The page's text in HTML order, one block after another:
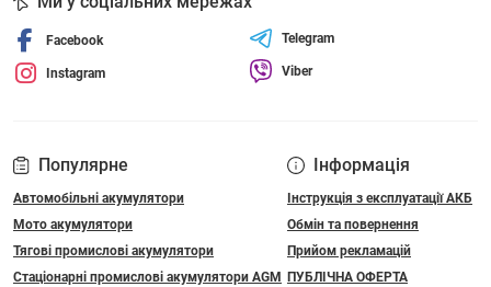
Популярне
Автомобільні акумулятори
Мото акумулятори
Тягові промислові акумулятори
Стаціонарні промислові акумулятори АGM
Інформація
Інструкція з експлуатації АКБ
Обмін та повернення
Прийом рекламацій
ПУБЛІЧНА ОФЕРТА
Facebook
Instagram
Telegram
Viber